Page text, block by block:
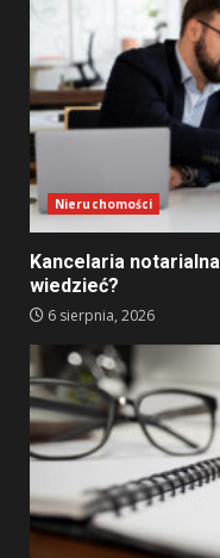
Nieruchomości
Kancelaria
wiedzieć?
6 sierpnia, 2026